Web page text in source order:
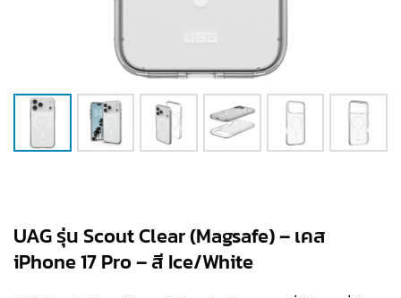
UAG รุ่น Scout Clear (Magsafe) – เคส
iPhone 17 Pro – สี Ice/White